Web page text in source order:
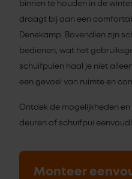
binnen te houden in de
draagt bij aan een
Denekamp. Bovendien zijn
bedienen, wat het
schuifpuien haal je niet
een gevoel van ruimte en
Ontdek de mogelijkheden
deuren of schuifpui
Monteer